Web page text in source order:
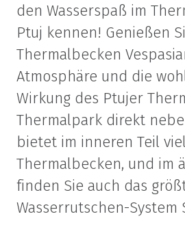
den Wasserspaß im
Ptuj kennen! Genießen
Thermalbecken
Atmosphäre und die
Wirkung des Ptujer
Thermalpark direkt
bietet im inneren Teil
Thermalbecken, und im
finden Sie auch das
Wasserrutschen-System